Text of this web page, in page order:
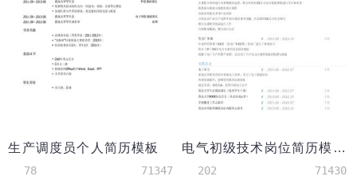
生产调度员个人简历模板
78 71347
电气初级技术岗位简历模板
202 71430